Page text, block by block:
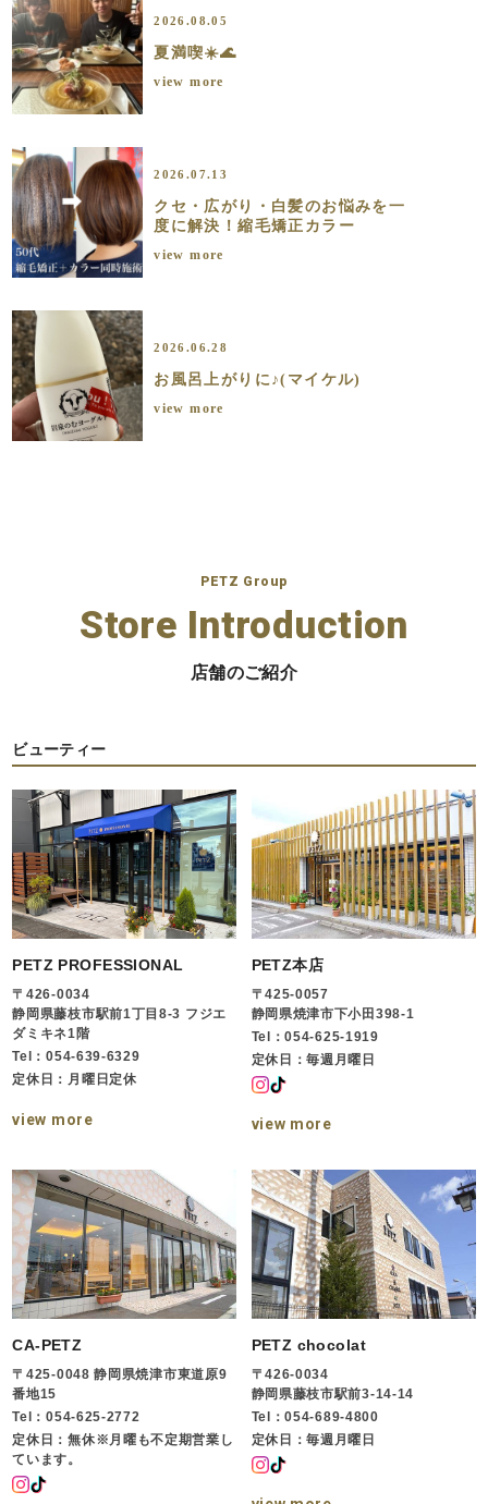
2026.08.05
夏満喫☀️🌊
view more
2026.07.13
クセ・広がり・白髪のお悩みを一
度に解決！縮毛矯正カラー
view more
2026.06.28
お風呂上がりに♪(マイケル)
view more
PETZ Group
Store Introduction
店舗のご紹介
ビューティー
PETZ PROFESSIONAL
〒426-0034
静岡県藤枝市駅前1丁目8-3 フジエ
ダミキネ1階
Tel：054-639-6329
定休日：月曜日定休
view more
PETZ本店
〒425-0057
静岡県焼津市下小田398-1
Tel：054-625-1919
定休日：毎週月曜日
view more
CA-PETZ
〒425-0048 静岡県焼津市東道原9
番地15
Tel：054-625-2772
定休日：無休※月曜も不定期営業し
ています。
PETZ chocolat
〒426-0034
静岡県藤枝市駅前3-14-14
Tel：054-689-4800
定休日：毎週月曜日